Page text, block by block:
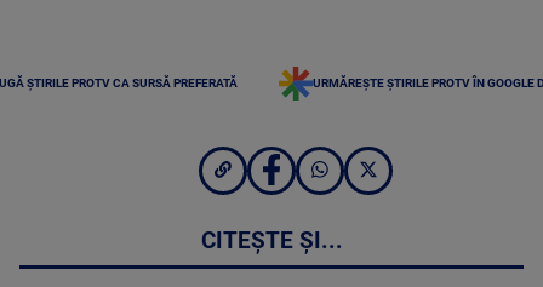
ȘTIRILE PROTV CA SURSĂ PREFERATĂ URMĂREȘTE ȘTIRILE PROTV ÎN GOOGLE
CITEȘTE ȘI...